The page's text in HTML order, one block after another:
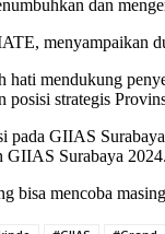
dan
menyampaikan
hati mendukung
posisi strategis
GIIAS
GIIAS Surabaya 2024.
bisa mencoba